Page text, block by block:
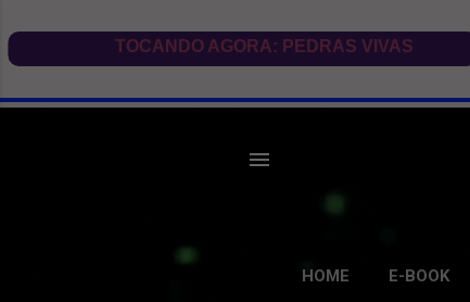
HOME E-BOOK